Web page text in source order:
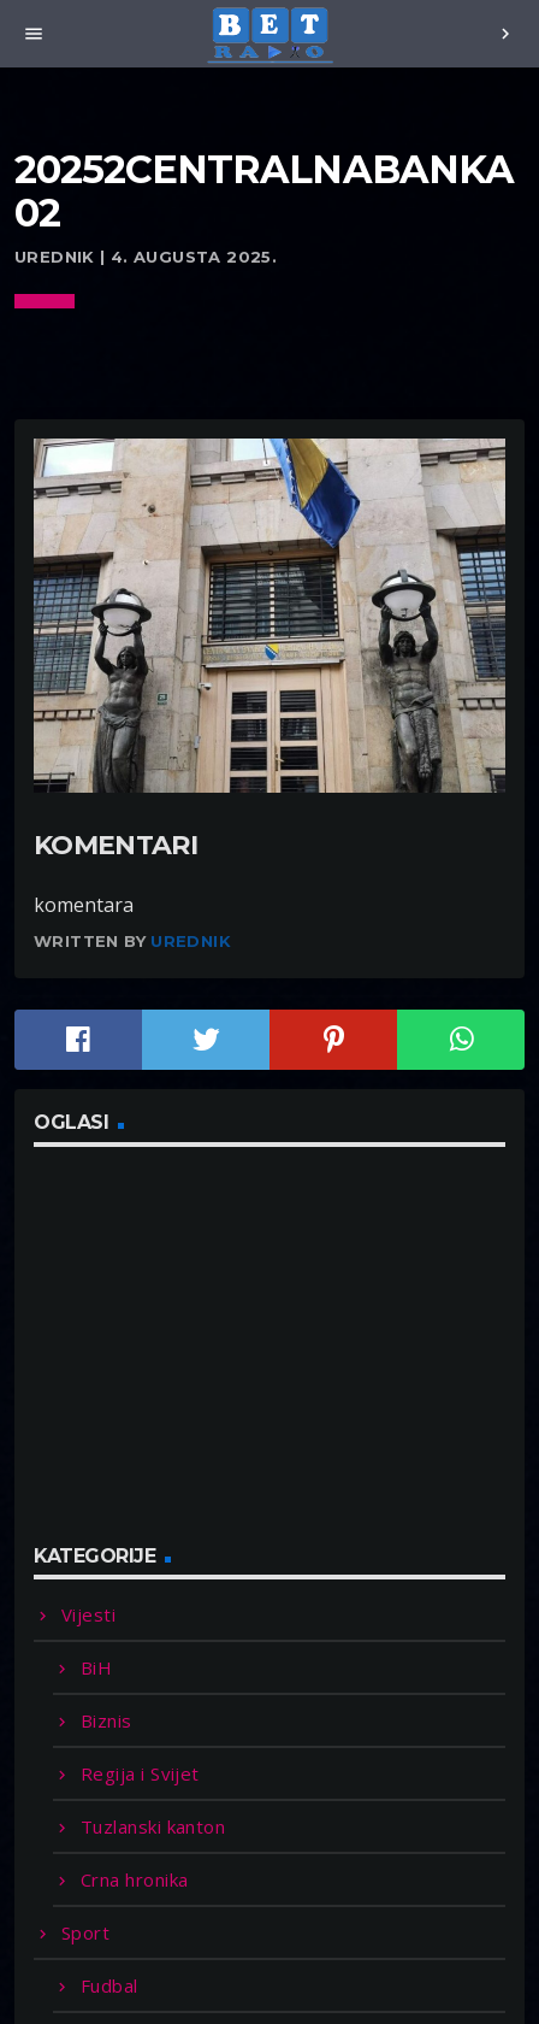
menu chevron_right
20252CENTRALNABANKA
02
UREDNIK | 4. AUGUSTA 2025.
KOMENTARI
komentara
WRITTEN BY UREDNIK
OGLASI
KATEGORIJE
Vijesti
BiH
Biznis
Regija i Svijet
Tuzlanski kanton
Crna hronika
Sport
Fudbal